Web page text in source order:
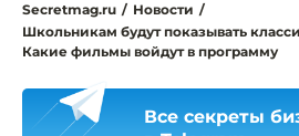
Secretmag.ru / Новости /
Школьникам будут показывать
Какие фильмы войдут в программу
Все секреты